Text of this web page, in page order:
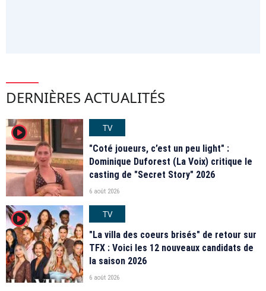
DERNIÈRES ACTUALITÉS
player2
TV
"Coté joueurs, c’est un peu light" :
Dominique Duforest (La Voix) critique le
casting de "Secret Story" 2026
6 août 2026
player2
TV
"La villa des coeurs brisés" de retour sur
TFX : Voici les 12 nouveaux candidats de
la saison 2026
6 août 2026